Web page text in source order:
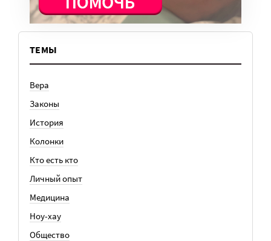
ТЕМЫ
Вера
Законы
История
Колонки
Кто есть кто
Личный опыт
Медицина
Ноу-хау
Общество